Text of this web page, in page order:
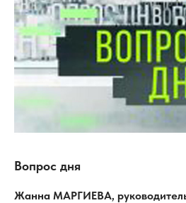
Вопрос дня
Жанна МАРГИЕВА,